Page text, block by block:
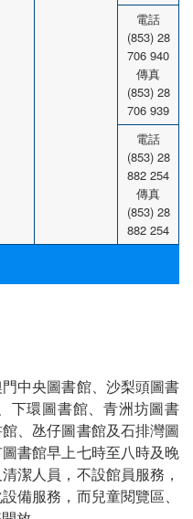
電話
(853) 28
706 940
傳真
(853) 28
706 939
電話
(853) 28
882 254
傳真
(853) 28
882 254
中央圖書館、沙梨頭圖書
下環圖書館、青洲坊圖書
、氹仔圖書館及石排灣圖
書館早上七時至八時及晚
潔人員，不設館員服務，
備服務，而兒童閱覽區、